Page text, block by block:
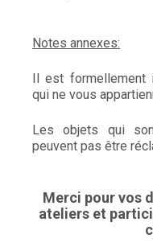
Notes annexes:
Il est formellement
qui ne vous
Les objets qui
peuvent pas être
Merci pour vos
ateliers et